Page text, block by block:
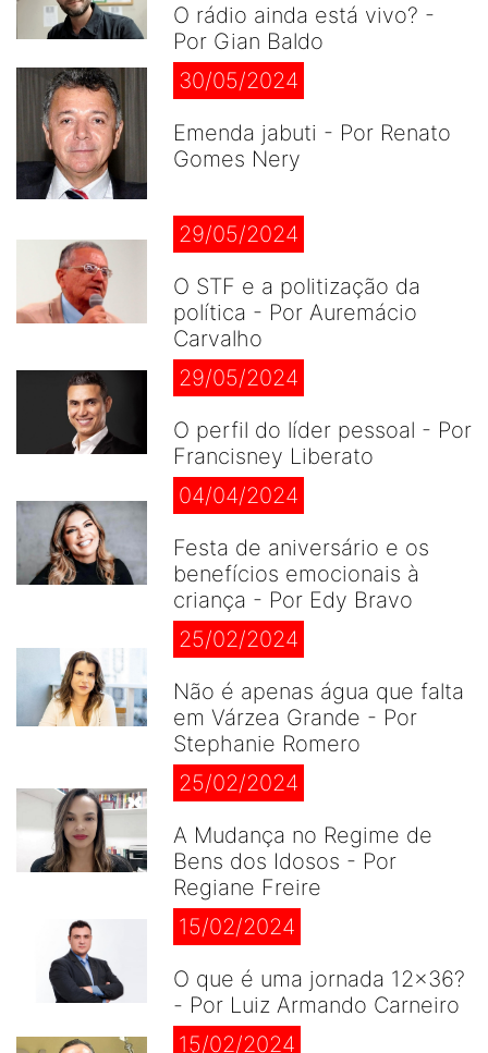
O rádio ainda está vivo? -
Por Gian Baldo
30/05/2024
Emenda jabuti - Por Renato
Gomes Nery
29/05/2024
O STF e a politização da
política - Por Auremácio
Carvalho
29/05/2024
O perfil do líder pessoal - Por
Francisney Liberato
04/04/2024
Festa de aniversário e os
benefícios emocionais à
criança - Por Edy Bravo
25/02/2024
Não é apenas água que falta
em Várzea Grande - Por
Stephanie Romero
25/02/2024
A Mudança no Regime de
Bens dos Idosos - Por
Regiane Freire
15/02/2024
O que é uma jornada 12×36?
- Por Luiz Armando Carneiro
15/02/2024